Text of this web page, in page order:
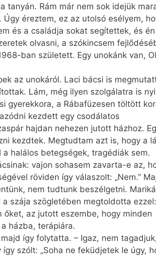
tanyán. Rám már nem sok idejük
éreztem, ez az utolsó esélyem,
és a családja sokat segítettek, és
olvasni, a szókincsem
ban született. Egy unokánk van,
az unokáról. Laci bácsi is
Lám, még ilyen szolgálatra is
gyerekkora, a Rábafüzesen töltött
kezdett egy csodálatos
hajdan nehezen jutott házhoz.
kezdtek. Megtudtam azt is, hogy a
halálos betegségek, tragédiák sem.
vajon sohasem zavarta-e az,
röviden így válaszolt: „Nem.”
nem tudtunk beszélgetni.
szája szögletében megtoldotta ezzel:
az jutott eszembe, hogy minden
házba, terápiára.
így folytatta. – Igaz, nem
szólt: „Soha ne feküdjetek le úgy,